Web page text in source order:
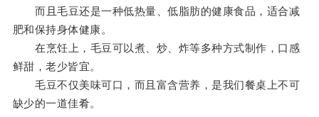
而且毛豆还是一种低热量、低脂肪的健康食品，适合减
肥和保持身体健康。
在烹饪上，毛豆可以煮、炒、炸等多种方式制作，口感
鲜甜，老少皆宜。
毛豆不仅美味可口，而且富含营养，是我们餐桌上不可
缺少的一道佳肴。